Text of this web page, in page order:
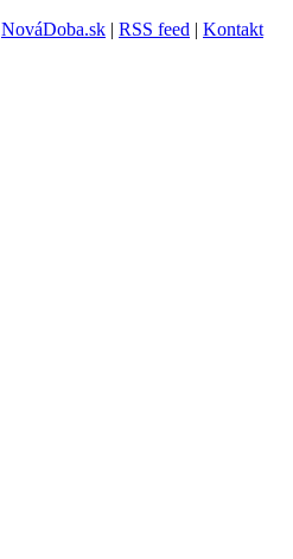
NováDoba.sk | RSS feed | Kontakt